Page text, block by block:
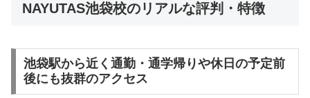
NAYUTAS池袋校のリアルな評判・特徴
池袋駅から近く通勤・通学帰りや休日の予定前
後にも抜群のアクセス